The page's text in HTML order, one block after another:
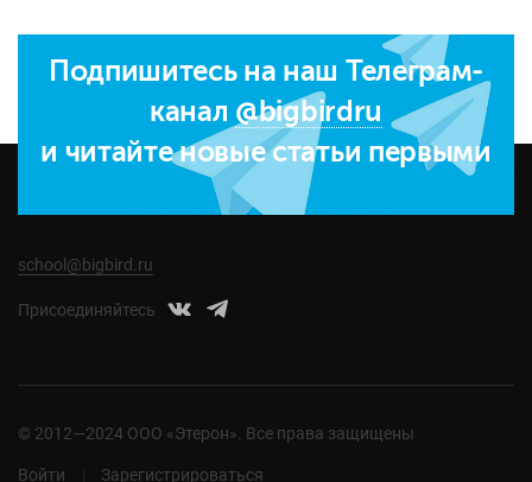
Подпишитесь на наш Телеграм-
канал @bigbirdru
и читайте новые статьи первыми
school@bigbird.ru
Присоединяйтесь
© 2012—2024 ООО «Этерон». Все права защищены
Войти Зарегистрироваться